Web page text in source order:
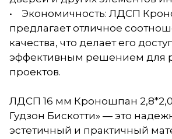
• Экономичность: ЛДСП
предлагает отличное
качества, что делает его
эффективным решением для
проектов.
ЛДСП 16 мм Кроношпан
Гудзон Бискотти» — это
эстетичный и практичный